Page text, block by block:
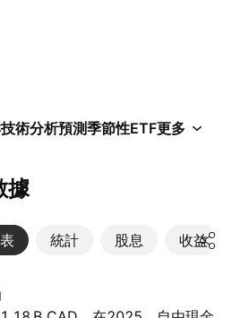
技術分析預測季節性ETF更多
據
統計 股息 收益